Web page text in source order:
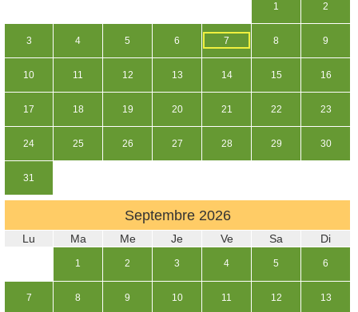
1 2
3 4 5 6 7 8 9
10 11 12 13 14 15 16
17 18 19 20 21 22 23
24 25 26 27 28 29 30
31
Septembre 2026
Lu Ma Me Je Ve Sa Di
1 2 3 4 5 6
7 8 9 10 11 12 13